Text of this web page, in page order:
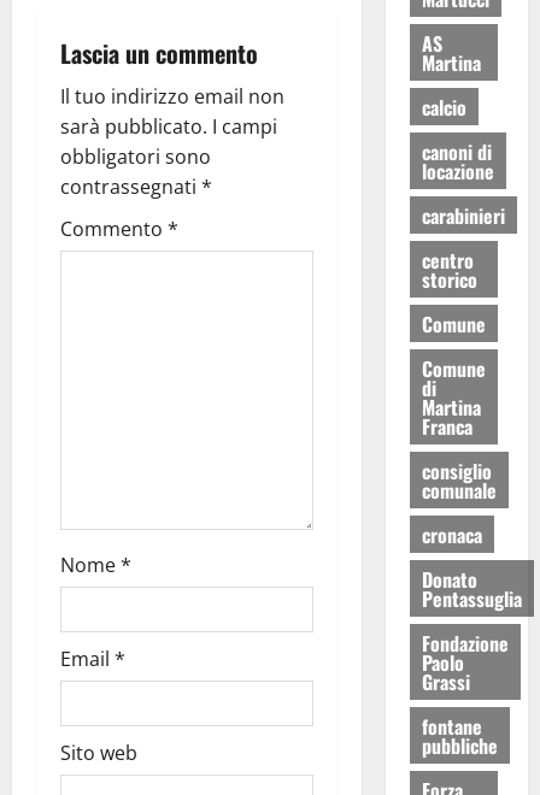
Lascia un commento
Il tuo indirizzo email non
sarà pubblicato. I campi
obbligatori sono
contrassegnati *
Commento *
Nome*
Email *
Sito web
AS
Martina
calcio
canoni di
locazione
carabinieri
centro
storico
Comune
Comune
di
Martina
Franca
consiglio
comunale
cronaca
Donato
Pentassuglia
Fondazione
Paolo
Grassi
fontane
pubbliche